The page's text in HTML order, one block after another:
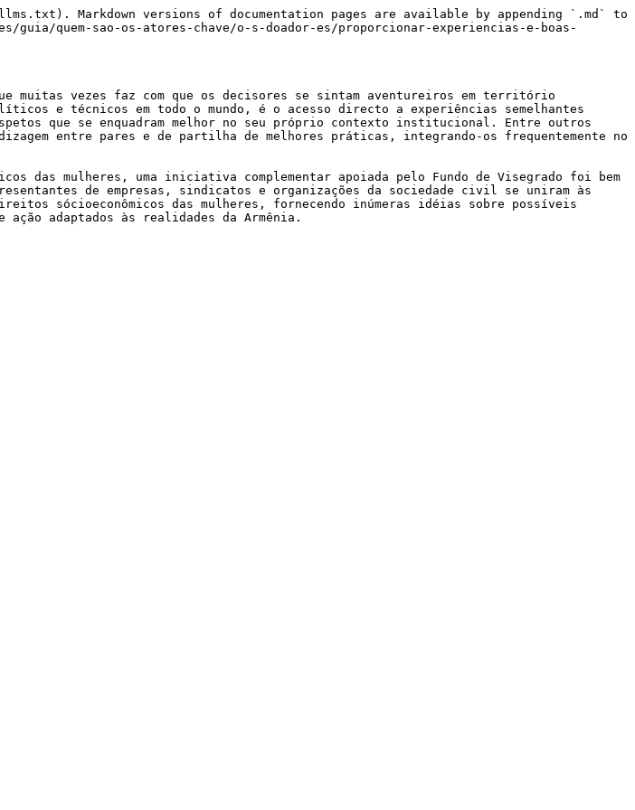
Markdown versions of documentation pages are available by appending `.md` to
quem-sao-os-atores-chave/o-s-doador-es/proporcionar-experiencias-e-boas-
muitas vezes faz com que os decisores se sintam aventureiros em território
e técnicos em todo o mundo, é o acesso directo a experiências semelhantes
que se enquadram melhor no seu próprio contexto institucional. Entre outros
entre pares e de partilha de melhores práticas, integrando-os frequentemente no
das mulheres, uma iniciativa complementar apoiada pelo Fundo de Visegrado foi bem
de empresas, sindicatos e organizações da sociedade civil se uniram às
sócioeconômicos das mulheres, fornecendo inúmeras idéias sobre possíveis